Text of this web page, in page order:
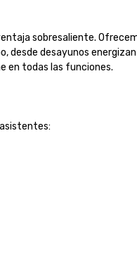
sobresaliente.
desde desayunos
en todas las funciones.